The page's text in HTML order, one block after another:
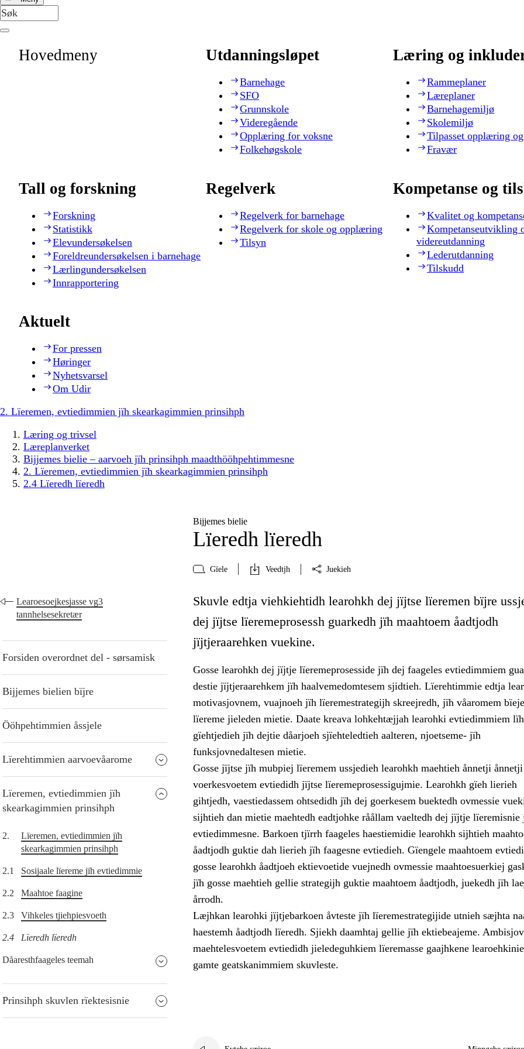
Hovedmeny Utdanningsløpet
Barnehage
SFO
Grunnskole
Videregående
Opplæring for voksne
Folkehøgskole
Læring og
Rammeplaner
Læreplaner
Barnehagemiljø
Skolemiljø
Tilpasset opplæring
Fravær
Tall og forskning
Forskning
Statistikk
Elevundersøkelsen
Foreldreundersøkelsen i barnehage
Lærlingundersøkelsen
Innrapportering
Regelverk
Regelverk for barnehage
Regelverk for skole og opplæring
Tilsyn
Kompetanse og
Kvalitet og
Kompetanseutvikling
videreutdanning
Lederutdanning
Tilskudd
Aktuelt
For pressen
Høringer
Nyhetsvarsel
Om Udir
2. Lïeremen, evtiedimmien jïh skearkagimmien prinsihph
Læring og trivsel
Læreplanverket
Bijjemes bielie – aarvoeh jïh prinsihph maadthööhpehtimmesne
2. Lïeremen, evtiedimmien jïh skearkagimmien prinsihph
2.4 Lïeredh lïeredh
Bijjemes bielie
Lïeredh lïeredh
Gïele Veedtjh Juekieh
Learoesoejkesjasse vg3
tannhelsesekretær
Forsiden overordnet del - sørsamisk
Bijjemes bielien bïjre
Ööhpehtimmien åssjele
Lïerehtimmien aarvoevåarome
Lïeremen, evtiedimmien jïh
skearkagimmien prinsihph
2.
Lïeremen, evtiedimmien jïh
skearkagimmien prinsihph
2.1 Sosijaale lïereme jïh evtiedimmie
2.2 Maahtoe faagine
2.3 Vihkeles tjiehpiesvoeth
2.4 Lïeredh lïeredh
Dåaresthfaageles teemah
Prinsihph skuvlen rïektesisnie
Skuvle edtja viehkiehtidh learohkh dej jïjtse lïeremen bïjre
dej jïjtse lïeremeprosessh guarkedh jïh maahtoem åadtjodh
jïjtjeraarehken vuekine.
Gosse learohkh dej jïjtje lïeremeprosesside jïh dej faageles evtiedimmiem
destie jïjtjeraarehkem jïh haalvemedomtesem sjidtieh. Lïerehtimmie edtja
motivasjovnem, vuajnoeh jïh lïeremestrategijh skreejredh, jïh våaromem
lïereme jieleden mietie. Daate kreava lohkehtæjjah learohki evtiedimmiem
gïehtjedieh jïh dejtie dåarjoeh sjïehteledtieh aalteren, njoetseme- jïh
funksjovnedaltesen mietie.
Gosse jïjtse jïh mubpiej lïeremem ussjedieh learohkh maehtieh ånnetji ånnetji
voerkesvoetem evtiedidh jïjtse lïeremeprosessigujmie. Learohkh gïeh lierieh
gihtjedh, vaestiedassem ohtsedidh jïh dej goerkesem buektedh ovmessie
sijhtieh dan mietie maehtedh eadtjohke råållam vaeltedh dej jïjtje lïeremisnie
evtiedimmesne. Barkoen tjïrrh faageles haestiemidie learohkh sijhtieh
åadtjodh guktie dah lierieh jïh faagesne evtiedieh. Gïengele maahtoem
gosse learohkh åadtjoeh ektievoetide vuejnedh ovmessie maahtoesuerkiej
jïh gosse maehtieh gellie strategijh guktie maahtoem åadtjodh, juekedh jïh
årrodh.
Læjhkan learohki jïjtjebarkoen åvteste jïh lïeremestrategijide utnieh sæjhta
haestemh åadtjodh lïeredh. Sjiekh daamhtaj gellie jïh ektiebeajeme.
maehtelesvoetem evtiedidh jieledeguhkiem lïeremasse gaajhkene
gamte geatskanimmiem skuvleste.